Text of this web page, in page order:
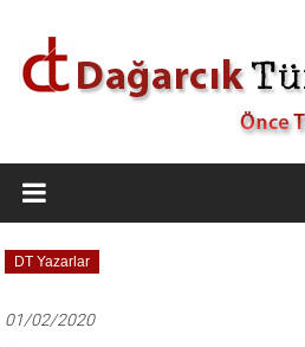
Dağarcık
Türkiye
Önce
Türkiye
DT Yazarlar
01/02/2020